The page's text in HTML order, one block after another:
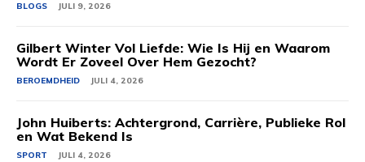
BLOGS JULI 9, 2026
Gilbert Winter Vol Liefde: Wie Is Hij en Waarom
Wordt Er Zoveel Over Hem Gezocht?
BEROEMDHEID JULI 4, 2026
John Huiberts: Achtergrond, Carrière, Publieke Rol
en Wat Bekend Is
SPORT JULI 4, 2026